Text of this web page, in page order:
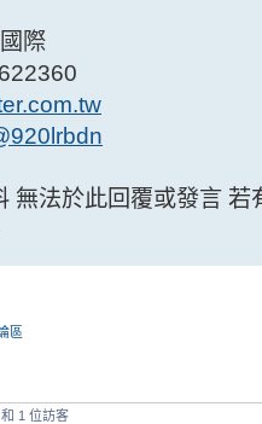
際
無法於此回覆或發言
區
1 位訪客